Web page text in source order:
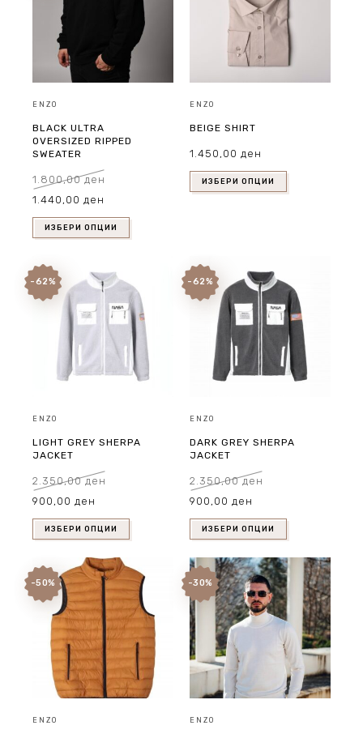
ENZO
BLACK ULTRA
OVERSIZED RIPPED
SWEATER
1.800,00ден
Original
price
1.800,00 ден.
1.440,00 ден
1.440,00 ден.
ИЗБЕРИ ОПЦИИ
ENZO
BEIGE SHIRT
1.450,00 ден
ИЗБЕРИ ОПЦИИ
-62%
ENZO
LIGHT GREY SHERPA
JACKET
2.350,00ден
Original
price
was:
2.350,00 ден.
900,00 ден
900,00 ден.
ИЗБЕРИ ОПЦИИ
-62%
ENZO
DARK GREY SHERPA
JACKET
2.350,00ден
Original
price
was:
2.350,00 ден.
900,00 ден
900,00 ден.
ИЗБЕРИ ОПЦИИ
-50%
ENZO
-30%
ENZO